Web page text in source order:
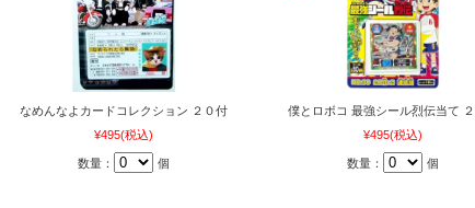
なめんなよカードコレクション ２０付
¥495(税込)
数量： 個
僕とロボコ 最強シール烈伝当て
¥495(税込)
数量： 個